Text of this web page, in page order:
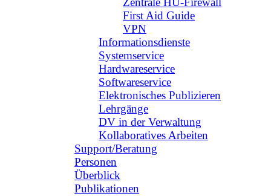
First Aid Guide
VPN
Informationsdienste
Systemservice
Hardwareservice
Softwareservice
Elektronisches Publizieren
Lehrgänge
DV in der Verwaltung
Kollaboratives Arbeiten
Support/Beratung
Personen
Überblick
Publikationen